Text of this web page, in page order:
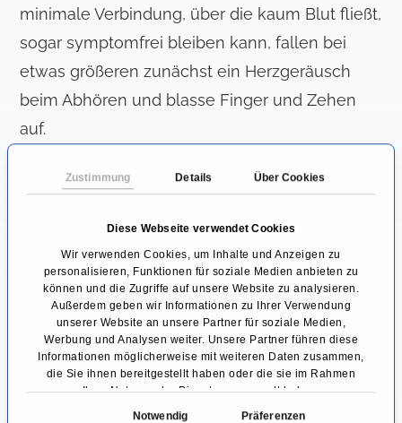
Zustimmung Details Über Cookies
Diese Webseite verwendet Cookies
Wir verwenden Cookies, um Inhalte und Anzeigen zu
personalisieren, Funktionen für soziale Medien anbieten zu
können und die Zugriffe auf unsere Website zu analysieren.
Außerdem geben wir Informationen zu Ihrer Verwendung
unserer Website an unsere Partner für soziale Medien,
Werbung und Analysen weiter. Unsere Partner führen diese
Informationen möglicherweise mit weiteren Daten zusammen,
die Sie ihnen bereitgestellt haben oder die sie im Rahmen
Ihrer Nutzung der Dienste gesammelt haben.
Notwendig Präferenzen
minimale Verbindung, über die kaum Blut fließt,
sogar symptomfrei bleiben kann, fallen bei
etwas größeren zunächst ein Herzgeräusch
beim Abhören und blasse Finger und Zehen
auf.
Fließt eine größere Menge Blut über den
offenen Ductus arteriosus kommt es dagegen
zu Atemnot, Husten,Herzrhythmusstörungen
Herzrasen, fehlender Belastbarkeit,
Trinkschwäche,Lungenentzündungenund
Gedeihstörungen.
Steigt der Druck in den Lungenarterien durch
die Volumenbelastung so weit, dass er den
Druck in der Aorta übersteigt, kommt es zu der